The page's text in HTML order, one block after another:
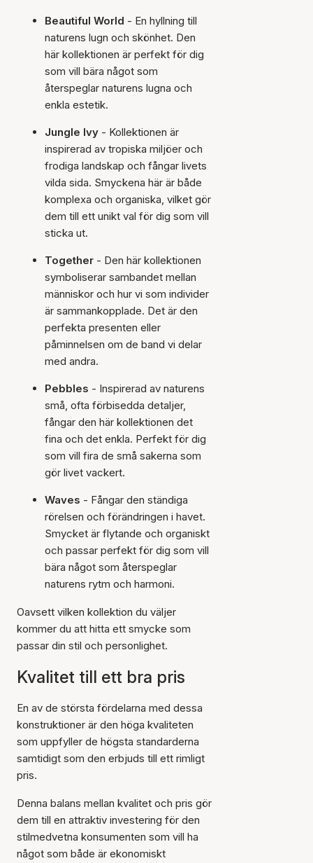
Beautiful World - En hyllning till
naturens lugn och skönhet. Den
här kollektionen är perfekt för dig
som vill bära något som
återspeglar naturens lugna och
enkla estetik.
Jungle Ivy - Kollektionen är
inspirerad av tropiska miljöer och
frodiga landskap och fångar livets
vilda sida. Smyckena här är både
komplexa och organiska, vilket gör
dem till ett unikt val för dig som vill
sticka ut.
Together - Den här kollektionen
symboliserar sambandet mellan
människor och hur vi som individer
är sammankopplade. Det är den
perfekta presenten eller
påminnelsen om de band vi delar
med andra.
Pebbles - Inspirerad av naturens
små, ofta förbisedda detaljer,
fångar den här kollektionen det
fina och det enkla. Perfekt för dig
som vill fira de små sakerna som
gör livet vackert.
Waves - Fångar den ständiga
rörelsen och förändringen i havet.
Smycket är flytande och organiskt
och passar perfekt för dig som vill
bära något som återspeglar
naturens rytm och harmoni.
Oavsett vilken kollektion du väljer
kommer du att hitta ett smycke som
passar din stil och personlighet.
Kvalitet till ett bra pris
En av de största fördelarna med dessa
konstruktioner är den höga kvaliteten
som uppfyller de högsta standarderna
samtidigt som den erbjuds till ett rimligt
pris.
Denna balans mellan kvalitet och pris gör
dem till en attraktiv investering för den
stilmedvetna konsumenten som vill ha
något som både är ekonomiskt